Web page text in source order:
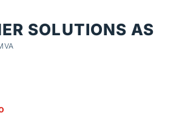
SOLUTIONS AS